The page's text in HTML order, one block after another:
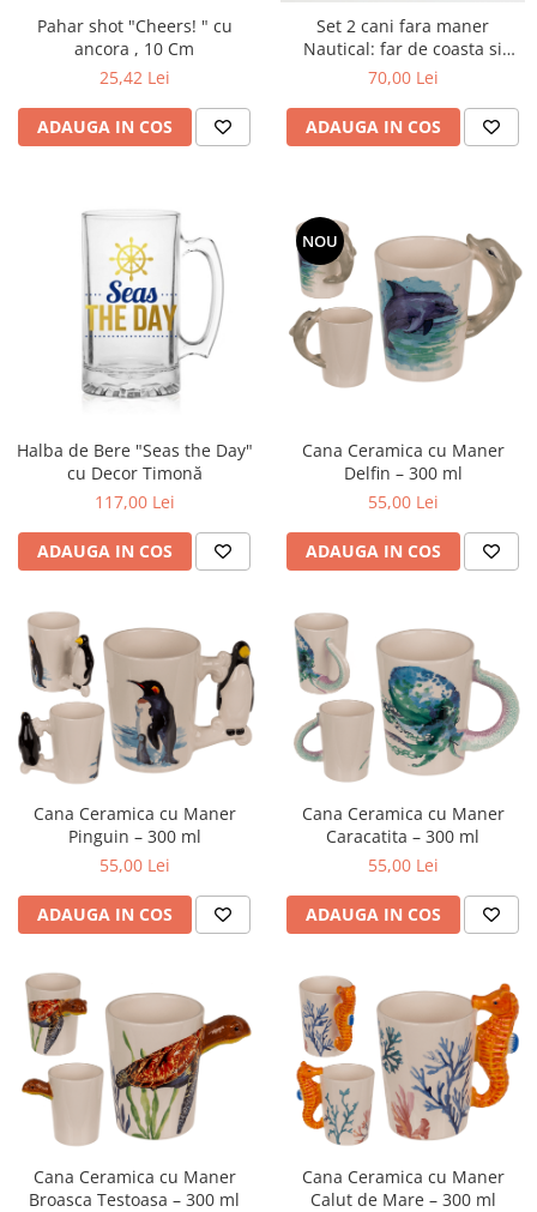
Pahar shot "Cheers! " cu
ancora , 10 Cm
25,42 Lei
ADAUGA IN COS
Set 2 cani fara maner
Nautical: far de coasta si
ancora
70,00 Lei
ADAUGA IN COS
Halba de Bere "Seas the Day"
cu Decor Timonă
117,00 Lei
ADAUGA IN COS
NOU
Cana Ceramica cu Maner
Delfin – 300 ml
55,00 Lei
ADAUGA IN COS
Cana Ceramica cu Maner
Pinguin – 300 ml
55,00 Lei
ADAUGA IN COS
Cana Ceramica cu Maner
Caracatita – 300 ml
55,00 Lei
ADAUGA IN COS
Cana Ceramica cu Maner
Broasca Testoasa – 300 ml
Cana Ceramica cu Maner
Calut de Mare – 300 ml